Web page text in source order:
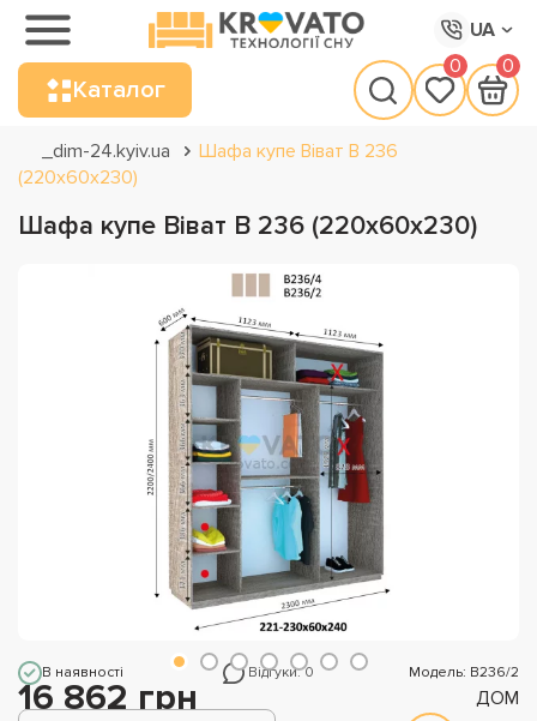
UA
Каталог
0 0
_dim-24.kyiv.ua
Шафа купе Віват В 236
(220х60х230)
Шафа купе Віват В 236 (220х60х230)
В наявності Відгуки: 0 Модель: В236/2
16 862 грн ДОМ